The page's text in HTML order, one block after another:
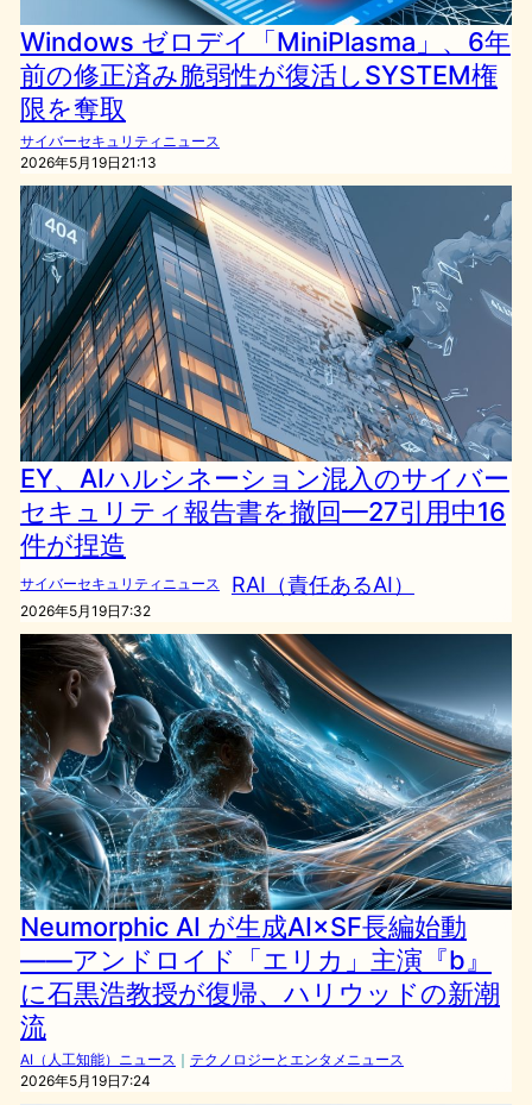
Windows ゼロデイ「MiniPlasma」、6年
前の修正済み脆弱性が復活しSYSTEM権
限を奪取
サイバーセキュリティニュース
2026年5月19日21:13
EY、AIハルシネーション混入のサイバー
セキュリティ報告書を撤回—27引用中16
件が捏造
サイバーセキュリティニュース RAI（責任あるAI）
2026年5月19日7:32
Neumorphic AI が生成AI×SF長編始動
――アンドロイド「エリカ」主演『b』
に石黒浩教授が復帰、ハリウッドの新潮
流
AI（人工知能）ニュース ｜ テクノロジーとエンタメニュース
2026年5月19日7:24